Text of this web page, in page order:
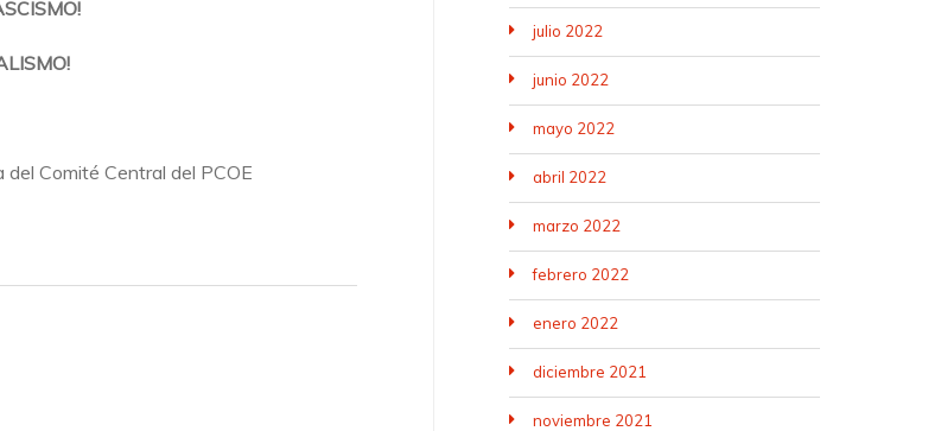
Comité Central del PCOE
julio 2022
junio 2022
mayo 2022
abril 2022
marzo 2022
febrero 2022
enero 2022
diciembre 2021
noviembre 2021